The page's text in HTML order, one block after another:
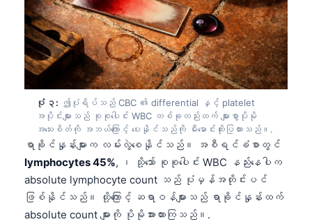
ပုံ ၃: ဤပုံရိပ်သည် CBC ၏ differential နှင့် platelet
အပိုင်းများသည် စုစုပေါင်း WBC တစ်ခုတည်းထက် များစွာပိုမို
အသေးစိတ်ကို အဘယ်ကြောင့် ပေးနိုင်သည်ကို မီးမောင်းထိုးပြထားသည်။.
ရာခိုင်နှုန်းများက လမ်းလွဲစေနိုင်သည်။ အစီရင်ခံစာတွင်
lymphocytes 45%, ၊ သို့သော် စုစုပေါင်း WBC နည်းနေပါက
absolute lymphocyte count သည် ပုံမှန်အတိုင်းပင်
ဖြစ်နိုင်သည်။ ထို့ကြောင့် ဆရာဝန်များသည် ရာခိုင်နှုန်းထက်
absolute count များကို ပိုမိုအားထားကြသည်။.